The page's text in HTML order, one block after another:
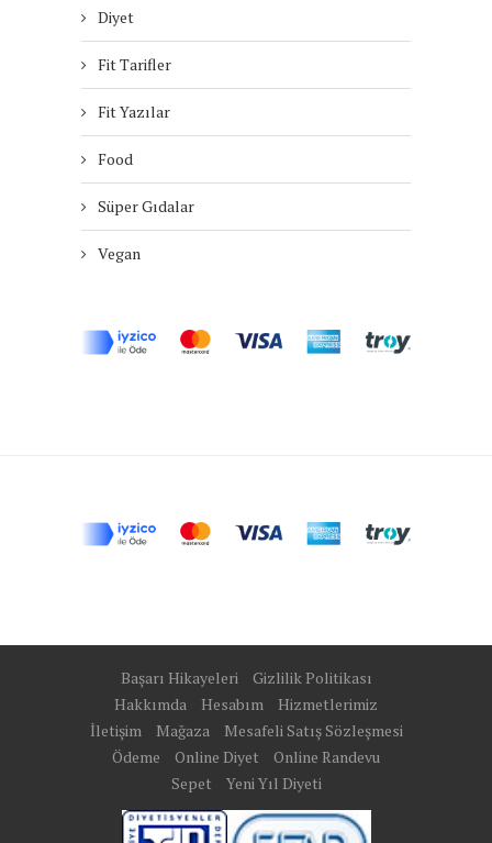
Diyet
Fit Tarifler
Fit Yazılar
Food
Süper Gıdalar
Vegan
Başarı Hikayeleri
Gizlilik Politikası
Hakkımda
Hesabım
Hizmetlerimiz
İletişim
Mağaza
Mesafeli Satış Sözleşmesi
Ödeme
Online Diyet
Online Randevu
Sepet
Yeni Yıl Diyeti